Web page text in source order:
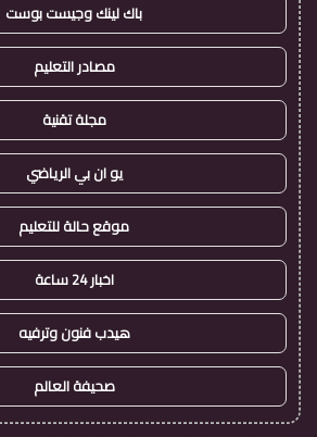
باك لينك وجيست بوست
مصادر التعليم
مجلة تقنية
يو ان بي الرياضي
موقع حالة للتعليم
اخبار 24 ساعة
هيدب فنون وترفيه
صحيفة العالم